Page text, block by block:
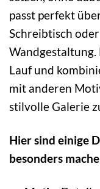
passt perfekt
Schreibtisch
Lauf und
mit anderen
stilvolle Galerie
Hier sind einige
besonders